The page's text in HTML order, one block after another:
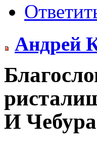
Андрей
И